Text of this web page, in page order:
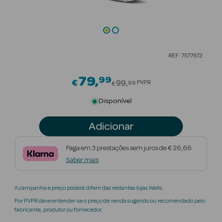
Beauty Season
Nutricosmética
Perfumes
Beauty Season
REF: 7577972
€79 99Price reduced from
€99 99 PVPR
Disponível
Adicionar
Paga em 3 prestações sem juros de € 26,66
Saber mais
A campanha e preço poderá diferir das restantes lojas Wells.
Por PVPR deve entender-se o preço de venda sugerido ou recomendado pelo
fabricante, produtor ou fornecedor.